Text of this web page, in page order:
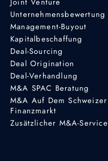
Unternehmensbewertung
Management-Buyout
Kapitalbeschaffung
Deal-Sourcing
Deal Origination
Deal-Verhandlung
M&A SPAC Beratung
M&A Auf Dem Schweizer
Finanzmarkt
Zusätzlicher M&A-Service